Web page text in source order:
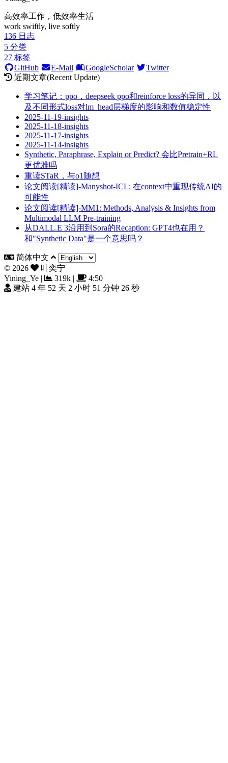
高效率工作，低效率生活
work swiftly, live softly
136 日志
5 分类
27 标签
GitHub
E-Mail GoogleScholar
Twitter
近期文章(Recent Update)
学习笔记：ppo，deepseek ppo和reinforce loss的异同，以
及不同形式loss对lm_head层梯度的影响和数值稳定性
2025-11-19-insights
2025-11-18-insights
2025-11-17-insights
2025-11-14-insights
Synthetic, Paraphrase, Explain or Predict? 会比Pretrain+RL
更优雅吗
重读STaR，与o1随想
论文阅读[精读]-Manyshot-ICL: 在context中重现传统AI的
可能性
论文阅读[精读]-MM1: Methods, Analysis & Insights from
Multimodal LLM Pre-training
从DALL.E 3沿用到Sora的Recaption: GPT4也在用？
和"Synthetic Data"是一个意思吗？
简体中文
© 2026
叶奕宁
Yining_Ye | 319k |
4:50
建站 4 年 52 天 2 小时 51 分钟 28 秒